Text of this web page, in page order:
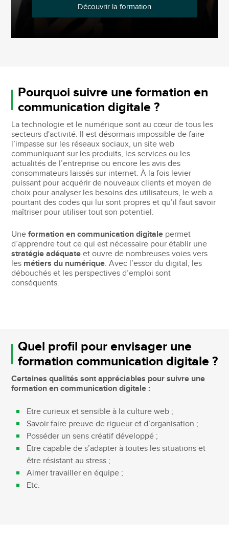
Découvrir la formation
Pourquoi suivre une formation en
communication digitale ?
La technologie et le numérique sont au cœur de tous les
secteurs d'activité. Il est désormais impossible de faire
l’impasse sur les réseaux sociaux, un site web
communiquant sur les produits, les services ou les
actualités de l’entreprise ou encore les avis des
consommateurs laissés sur internet. À la fois levier
puissant pour acquérir de nouveaux clients et moyen de
choix pour analyser les besoins des utilisateurs, le web a
pourtant des codes qui lui sont propres et qu’il faut savoir
maîtriser pour utiliser tout son potentiel.
Une formation en communication digitale permet
d’apprendre tout ce qui est nécessaire pour établir une
stratégie adéquateet ouvre de nombreuses voies vers
les métiers du numérique. Avec l’essor du digital, les
débouchés et les perspectives d’emploi sont
conséquents.
Quel profil pour envisager une
formation communication digitale ?
Certaines qualités sont appréciables pour suivre une
formation en communication digitale :
Etre curieux et sensible à la culture web ;
Savoir faire preuve de rigueur et d’organisation ;
Posséder un sens créatif développé ;
Etre capable de s’adapter à toutes les situations et
être résistant au stress ;
Aimer travailler en équipe ;
Etc.